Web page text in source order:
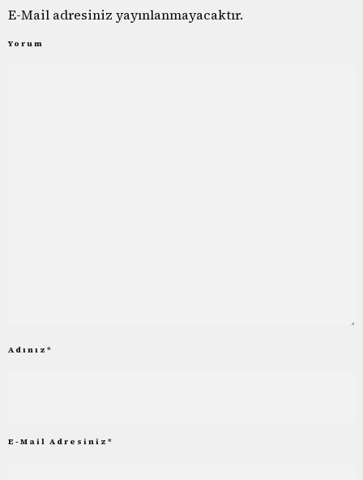
E-Mail adresiniz yayınlanmayacaktır.
Yorum
Adınız *
E-Mail Adresiniz *